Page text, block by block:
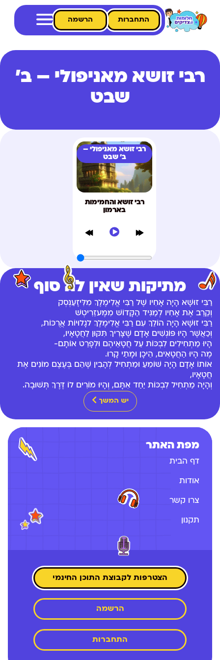
התחברות הרשמה
רבי זושא מאניפולי – ב'
שבט
רבי זושא מאניפולי –
ב' שבט
רבי זושא והחמימות
בארמון
מתיקות שאין לה סוף
רַבִּי זוּשָׁא הָיָה אָחִיו שֶׁל רַבִּי אֱלִימֶלֶךְ מִלִּיזֶעַנְסְק
וְקֵרֵב אֶת אָחִיו לְמַגִּיד הַקָּדוֹשׁ מִמֶּעזֵרִיטְשׁ
רַבִּי זוּשָׁא הָיָה הוֹלֵךְ עִם רַבִּי אֱלִימֶלֶךְ לגָלוּיוֹת אֲרֻכּוֹת,
וְכַאֲשֶׁר הָיוּ פּוֹגְשִׁים אָדָם שֶׁצָּרִיךְ תִּקּוּן לַחֲטָאָיו,
הָיוּ מַתְחִילִים לִבְכּוֹת עַל חֲטָאֵיהֶם וּלְפָרֵט אוֹתָם-
מֶה הָיוּ הַחֲטָאִים, הֵיכָן וּמָתַי קָרוּ.
אוֹתוֹ אָדָם הָיָה שׁוֹמֵעַ וּמַתְחִיל לְהָבִין שֶׁהֵם בְּעֶצֶם מוֹנִים אֶת
חֲטָאָיו,
וְהָיָה מַתְחִיל לִבְכּוֹת יַחַד אִתָּם, וְהָיוּ מוֹרִים לוֹ דֶּרֶךְ תְּשׁוּבָה.
יש המשך
מפת האתר
דף הבית
אודות
צרו קשר
תקנון
הצטרפות לקבוצת התוכן החינמי
הרשמה
התחברות